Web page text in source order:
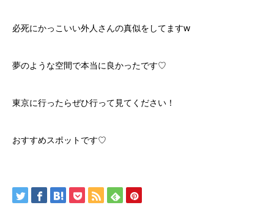
必死にかっこいい外人さんの真似をしてますw
夢のような空間で本当に良かったです♡
東京に行ったらぜひ行って見てください！
おすすめスポットです♡